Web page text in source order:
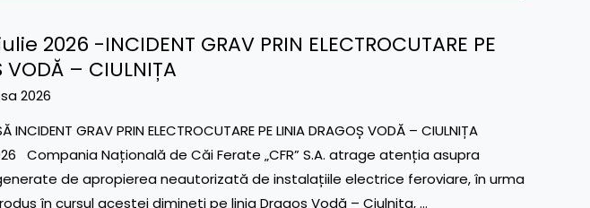
2026 -INCIDENT GRAV PRIN ELECTROCUTARE PE
VODĂ – CIULNIȚA
2026
INCIDENT GRAV PRIN ELECTROCUTARE PE LINIA DRAGOȘ VODĂ – CIULNIȚA
Compania Națională de Căi Ferate „CFR” S.A. atrage atenția asupra
de apropierea neautorizată de instalațiile electrice feroviare, în urma
în cursul acestei dimineți pe linia Dragoș Vodă – Ciulnița, …